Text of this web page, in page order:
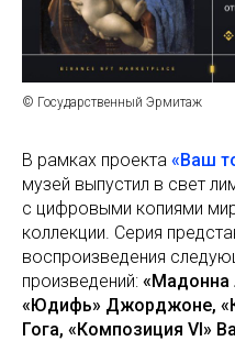
© Государственный Эрмитаж
В рамках проекта «Ваш
музей выпустил в свет
с цифровыми копиями
коллекции. Серия
воспроизведения
произведений: «Мадонна
«Юдифь» Джорджоне,
Гога, «Композиция VI»